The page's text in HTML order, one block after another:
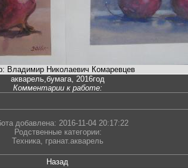
Владимир Николаевич Комаревцев
акварель,бумага, 2016год
Комментарии к работе:
добавлена: 2016-11-04 20:17:22
Родственные категории:
Техника, гранат.акварель
Назад